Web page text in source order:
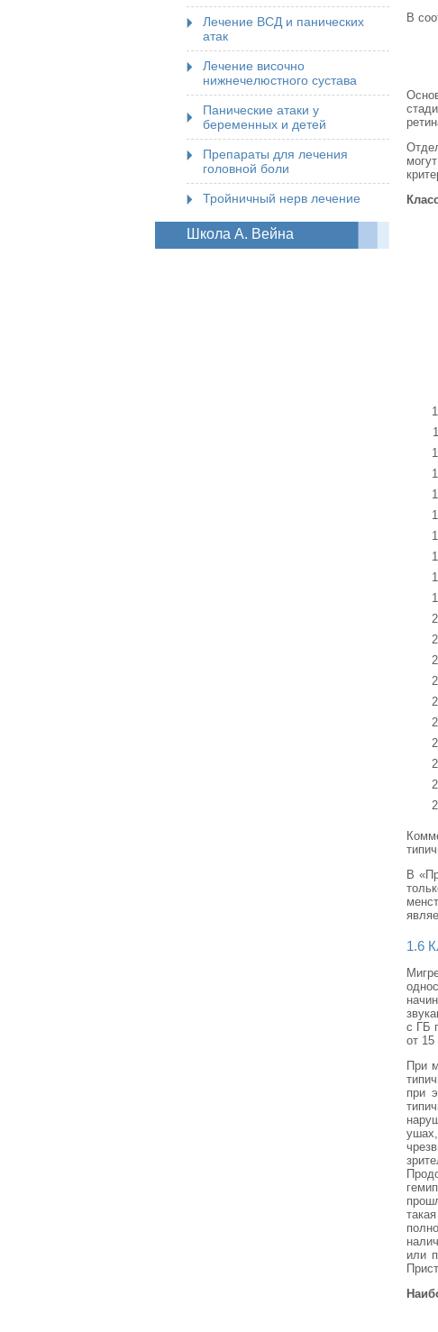
Лечение ВСД и панических
атак
Лечение височно
нижнечелюстного сустава
Панические атаки у
беременных и детей
Препараты для лечения
головной боли
Тройничный нерв лечение
Школа А. Вейна
В
В
1.6
с ГБ
от
При
при
или